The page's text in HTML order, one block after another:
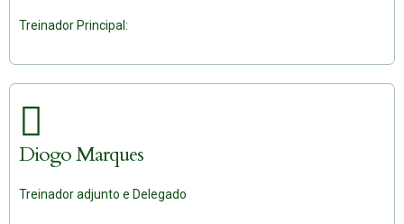
Treinador Principal:
Diogo Marques
Treinador adjunto e Delegado